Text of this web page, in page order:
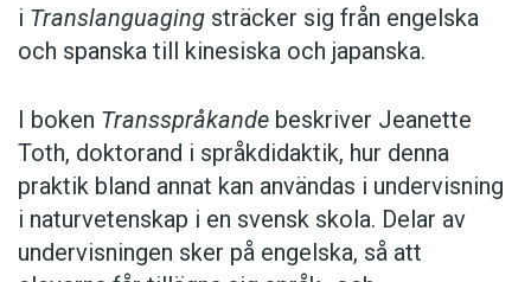
i Translanguaging sträcker sig från engelska
och spanska till kinesiska och japanska.
I boken Transspråkande beskriver Jeanette
Toth, doktorand i språkdidaktik, hur denna
praktik bland annat kan användas i undervisning
i naturvetenskap i en svensk skola. Delar av
undervisningen sker på engelska, så att